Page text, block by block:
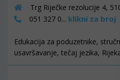
Trg Riječke rezolucije 4,
051 327 0... klikni za broj
Edukacija za poduzetnike,
usavršavanje, tečaj jezika,